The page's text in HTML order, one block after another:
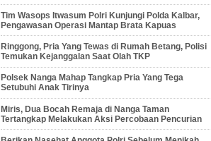
Tim Wasops Itwasum Polri Kunjungi Polda Kalbar,
Pengawasan Operasi Mantap Brata Kapuas
Ringgong, Pria Yang Tewas di Rumah Betang, Polisi
Temukan Kejanggalan Saat Olah TKP
Polsek Nanga Mahap Tangkap Pria Yang Tega
Setubuhi Anak Tirinya
Miris, Dua Bocah Remaja di Nanga Taman
Tertangkap Melakukan Aksi Percobaan Pencurian